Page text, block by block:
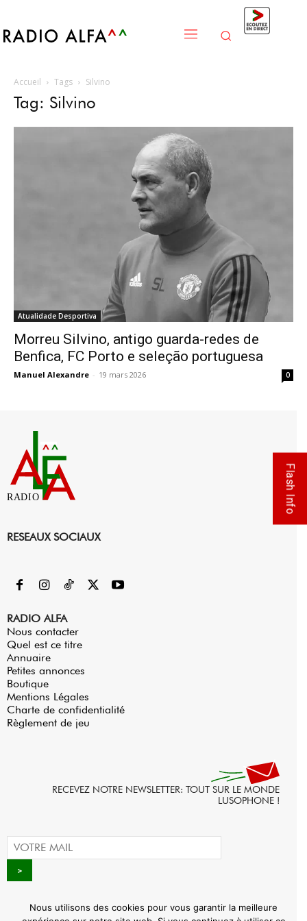
Accueil Tags Silvino
Tag: Silvino
Atualidade Desportiva
Morreu Silvino, antigo guarda-redes de
Benfica, FC Porto e seleção portuguesa
Manuel Alexandre - 19 mars 2026 0
RADIO
RESEAUX SOCIAUX
RADIO ALFA
Nous contacter
Quel est ce titre
Annuaire
Petites annonces
Boutique
Mentions Légales
Charte de confidentialité
Règlement de jeu
RECEVEZ NOTRE NEWSLETTER: TOUT SUR LE MONDE
LUSOPHONE !
Flash Info
Nous utilisons des cookies pour vous garantir la meilleure